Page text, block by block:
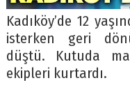
Kadıköy’de 12
isterken geri
düştü. Kutuda
ekipleri kurtardı.